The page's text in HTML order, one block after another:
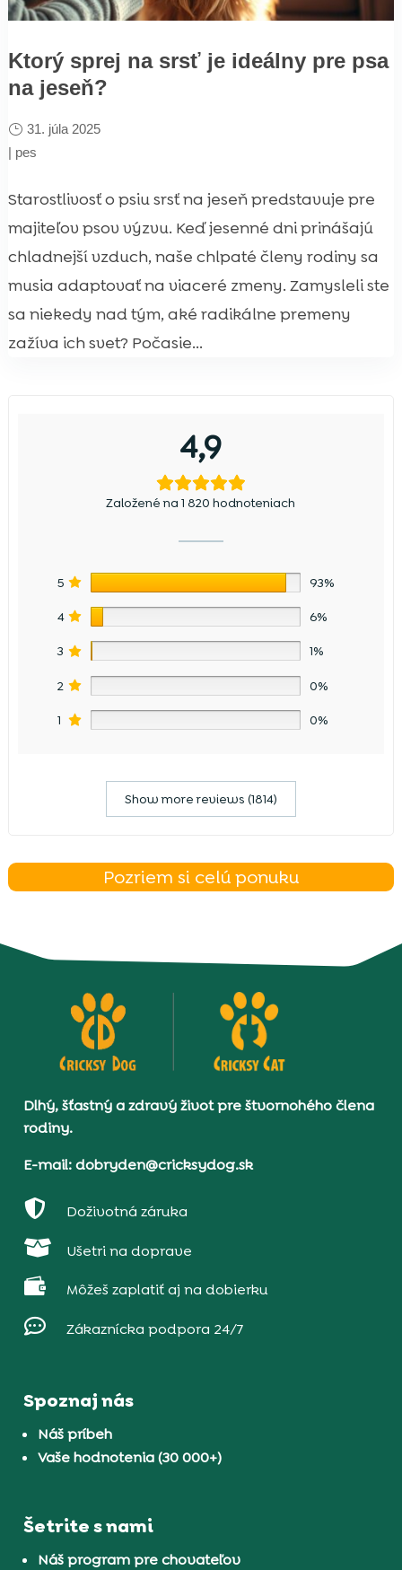
Ktorý sprej na srsť je ideálny pre psa
na jeseň?
31. júla 2025
| pes
Starostlivosť o psiu srsť na jeseň predstavuje pre
majiteľov psov výzvu. Keď jesenné dni prinášajú
chladnejší vzduch, naše chlpaté členy rodiny sa
musia adaptovať na viaceré zmeny. Zamysleli ste
sa niekedy nad tým, aké radikálne premeny
zažíva ich svet? Počasie...
4,9
Založené na 1 820 hodnoteniach
5 93%
4 6%
3 1%
2 0%
1 0%
Show more reviews (1814)
Pozriem si celú ponuku
Dlhý, šťastný a zdravý život pre štvornohého člena
rodiny.
E-mail: dobryden@cricksydog.sk
 Doživotná záruka
 Ušetri na doprave
 Môžeš zaplatiť aj na dobierku
 Zákaznícka podpora 24/7
Spoznaj nás
Náš príbeh
Vaše hodnotenia (30 000+)
Šetrite s nami
Náš program pre chovateľov